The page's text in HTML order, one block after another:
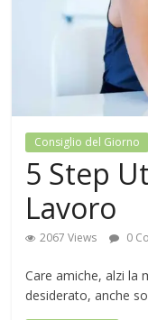
Consiglio del Giorno
5 Step
Lavoro
2067 Views 0
Care amiche, alzi la
desiderato, anche